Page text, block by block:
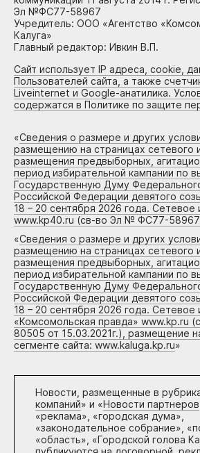
Эл №ФС77-58967
Учредитель: ООО «Агентство
Калуга»
Главный редактор: Ивкин В.П.
Сайт использует IP адреса, cookie,
Пользователей сайта, а также
Liveinternet и Google-анатилика.
содержатся в Политике по защите
«Сведения о размере и других
размещению на страницах сетевого
размещения предвыборных,
период избирательной кампании по
Государственную Думу
Российской Федерации девятого
18 – 20 сентября 2026 года. Сетевое
www.kp40.ru (св-во Эл № ФС77-58967
«Сведения о размере и других
размещению на страницах сетевого
размещения предвыборных,
период избирательной кампании по
Государственную Думу
Российской Федерации девятого
18 – 20 сентября 2026 года. Сетевое
«Комсомольская правда» www.kp.ru
80505 от 15.03.2021г.), размещение
сегменте сайта: www.kaluga.kp.ru»
Новости, размещенные в
компаний» и «Новости партнеров
«реклама», «городская дума»,
«законодательное собрание»,
«область», «Городской голова